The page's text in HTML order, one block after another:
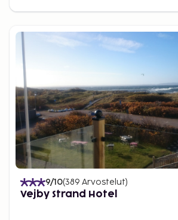
9/10(389 Arvostelut)
Vejby Strand Hotel